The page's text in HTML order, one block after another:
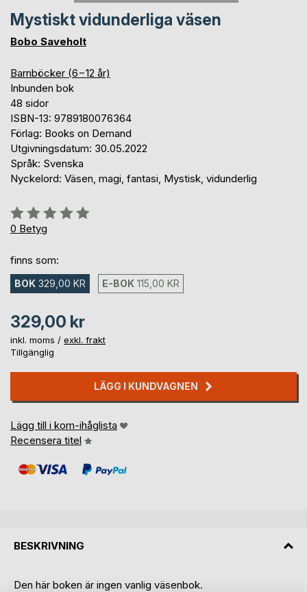
Mystiskt vidunderliga väsen
Bobo Saveholt
Barnböcker (6−12 år)
Inbunden bok
48 sidor
ISBN-13: 9789180076364
Förlag: Books on Demand
Utgivningsdatum: 30.05.2022
Språk: Svenska
Nyckelord: Väsen, magi, fantasi, Mystisk, vidunderlig
Betyg::
0%
0 Betyg
finns som:
BOK 329,00 KR E-BOK 115,00 KR
329,00 kr
inkl. moms / exkl. frakt
Tillgänglig
LÄGG I KUNDVAGNEN
Lägg till i kom-ihåglista
Recensera titel
BESKRIVNING
Den här boken är ingen vanlig väsenbok.